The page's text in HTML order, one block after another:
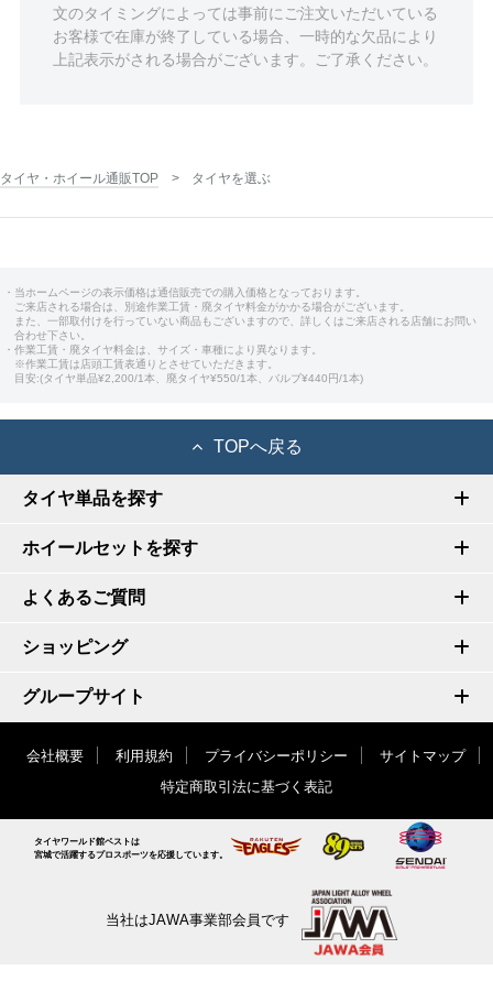
文のタイミングによっては事前にご注文いただいている
お客様で在庫が終了している場合、一時的な欠品により
上記表示がされる場合がございます。ご了承ください。
タイヤ・ホイール通販TOP タイヤを選ぶ
・当ホームページの表示価格は通信販売での購入価格となっております。
ご来店される場合は、別途作業工賃・廃タイヤ料金がかかる場合がございます。
また、一部取付けを行っていない商品もございますので、詳しくはご来店される店舗にお問い
合わせ下さい。
・作業工賃・廃タイヤ料金は、サイズ・車種により異なります。
※作業工賃は店頭工賃表通りとさせていただきます。
目安:(タイヤ単品¥2,200/1本、廃タイヤ¥550/1本、バルブ¥440円/1本)
TOPへ戻る
タイヤ単品を探す
ホイールセットを探す
よくあるご質問
ショッピング
グループサイト
会社概要 利用規約 プライバシーポリシー
サイトマップ
特定商取引法に基づく表記
タイヤワールド館ベストは
宮城で活躍するプロスポーツを応援しています。
当社はJAWA事業部会員です